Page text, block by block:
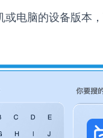
电脑的设备版本